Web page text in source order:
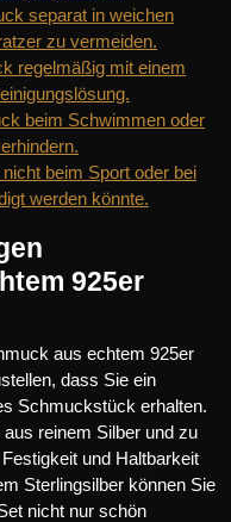
separat in weichen
zu vermeiden.
regelmäßig mit einem
beim Schwimmen oder
beim Sport oder bei
werden könnte.
925er
aus echtem 925er
dass Sie ein
Schmuckstück erhalten.
reinem Silber und zu
und Haltbarkeit
Sterlingsilber können Sie
nicht nur schön